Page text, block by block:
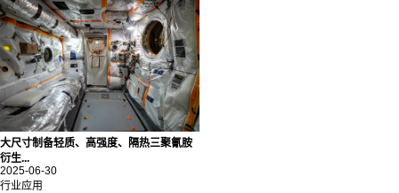
大尺寸制备轻质、高强度、隔热三聚氰胺
衍生...
2025-06-30
行业应用